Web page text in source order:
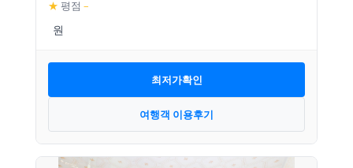
★ 평점 –
최저가확인
여행객 이용후기